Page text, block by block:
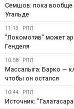
Семшов: пока вообще
Угальде
11:13 РПЛ
"Локомотив" может
Генделя
10:58 РПЛ
Массалыга: Барко —
чтобы он остался
10:44 РПЛ
Источник: